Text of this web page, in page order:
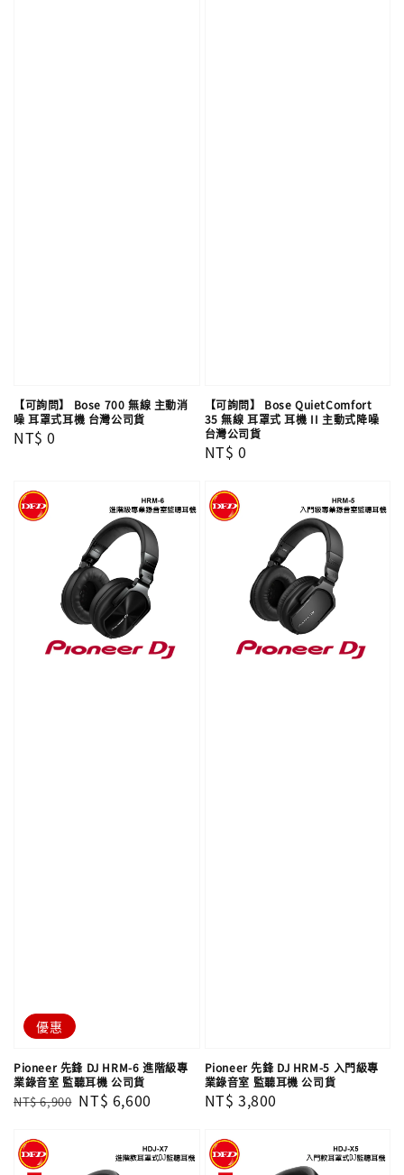
【可詢問】 Bose 700 無線 主動消
噪 耳罩式耳機 台灣公司貨
Regular
NT$ 0
【可詢問】 Bose QuietComfort
35 無線 耳罩式 耳機 II 主動式降噪
台灣公司貨
Regular
NT$ 0
優惠
Pioneer 先鋒 DJ HRM-6 進階級專
業錄音室 監聽耳機 公司貨
Regular
NT$ 6,900 Sale
NT$ 6,600
Pioneer 先鋒 DJ HRM-5 入門級專
業錄音室 監聽耳機 公司貨
Regular
NT$ 3,800